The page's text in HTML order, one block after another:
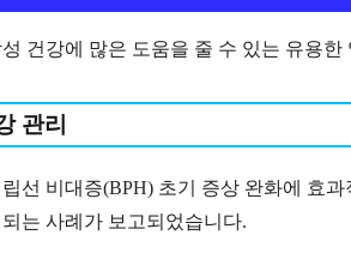
건강에 많은 도움을 줄 수 있는 유용
관리
선 비대증(BPH) 초기 증상 완화에 효
는 사례가 보고되었습니다.